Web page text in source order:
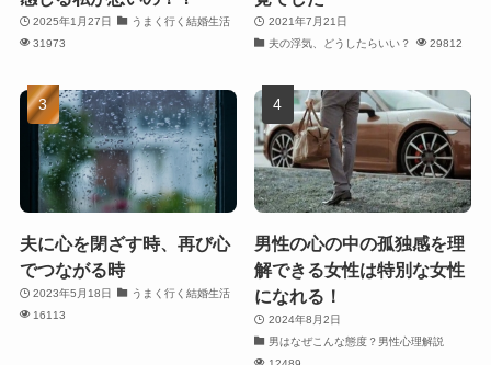
2025年1月27日
うまく行く結婚生活
31973
2021年7月21日
夫の浮気、どうしたらいい？
29812
夫に心を閉ざす時、再び心
でつながる時
2023年5月18日
うまく行く結婚生活
16113
男性の心の中の孤独感を理
解できる女性は特別な女性
になれる！
2024年8月2日
男はなぜこんな態度？男性心理解説